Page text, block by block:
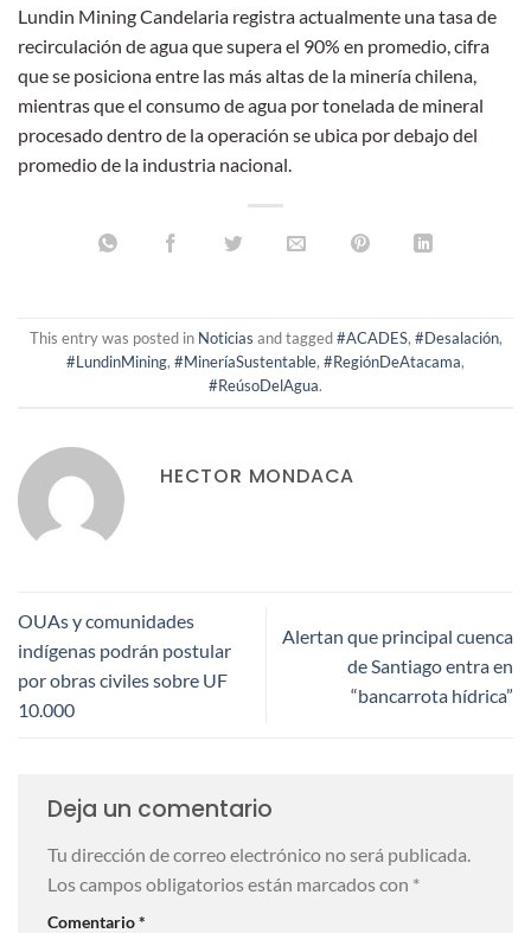
Lundin Mining Candelaria registra actualmente una tasa de
recirculación de agua que supera el 90% en promedio, cifra
que se posiciona entre las más altas de la minería chilena,
mientras que el consumo de agua por tonelada de mineral
procesado dentro de la operación se ubica por debajo del
promedio de la industria nacional.
This entry was posted in Noticias and tagged#ACADES, #Desalación,
#LundinMining, #MineríaSustentable, #RegiónDeAtacama,
#ReúsoDelAgua.
HECTOR MONDACA
OUAs y comunidades
indígenas podrán postular
por obras civiles sobre UF
10.000
Alertan que principal cuenca
de Santiago entra en
“bancarrota hídrica”
Deja un comentario
Tu dirección de correo electrónico no será publicada.
Los campos obligatorios están marcados con *
Comentario*